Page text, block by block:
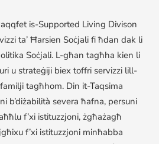
is-Supported Living Divison
ta’ Ħarsien Soċjali fi ħdan dak li
Soċjali. L-għan tagħha kien li
u strateġiji biex toffri servizzi lill-
tagħhom. Din it-Taqsima
b’diżabilità severa ħafna, persuni
f’xi istituzzjoni, żgħażagħ
f’xi istituzzjoni minħabba